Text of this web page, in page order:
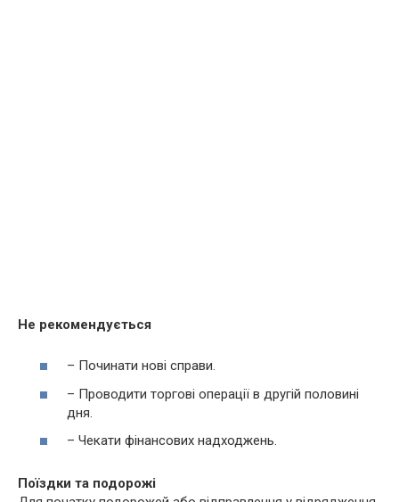
Не рекомендується
– Починати нові справи.
– Проводити торгові операції в другій половині
дня.
– Чекати фінансових надходжень.
Поїздки та подорожі